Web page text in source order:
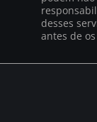
desses
antes de